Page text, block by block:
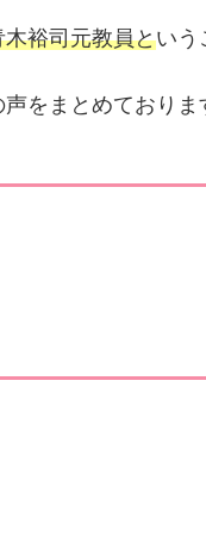
裕司元教員という
をまとめておりま